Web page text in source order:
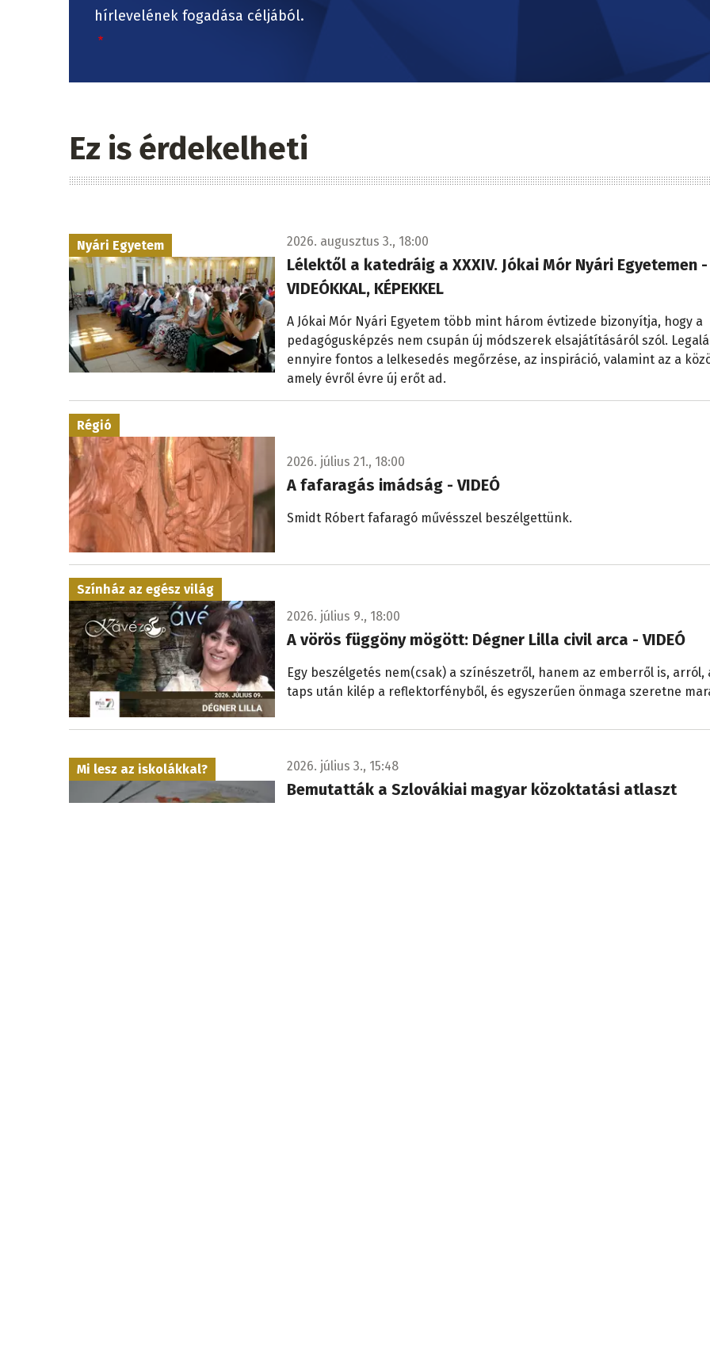
hírlevelének fogadása céljából.
Ez is érdekelheti
Nyári Egyetem 2026. augusztus 3., 18:00
Lélektől a katedráig a XXXIV. Jókai Mór Nyári Egyetemen -
VIDEÓKKAL, KÉPEKKEL
A Jókai Mór Nyári Egyetem több mint három évtizede bizonyítja, hogy a
pedagógusképzés nem csupán új módszerek elsajátításáról szól.
ennyire fontos a lelkesedés megőrzése, az inspiráció, valamint az a
amely évről évre új erőt ad.
Régió
2026. július 21., 18:00
A fafaragás imádság - VIDEÓ
Smidt Róbert fafaragó művésszel beszélgettünk.
Színház az egész világ
2026. július 9., 18:00
A vörös függöny mögött: Dégner Lilla civil arca - VIDEÓ
Egy beszélgetés nem(csak) a színészetről, hanem az emberről is, arról,
taps után kilép a reflektorfényből, és egyszerűen önmaga szeretne
Mi lesz az iskolákkal? 2026. július 3., 15:48
Bemutatták a Szlovákiai magyar közoktatási atlaszt